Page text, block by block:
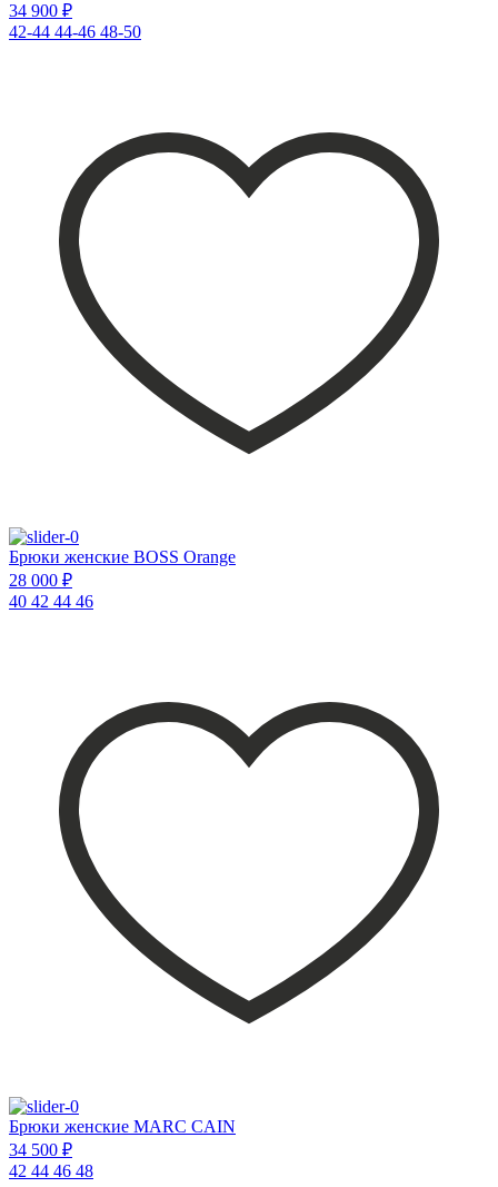
34 900 ₽
42-44 44-46 48-50
Брюки женские BOSS Orange
28 000 ₽
40 42 44 46
Брюки женские MARC CAIN
34 500 ₽
42 44 46 48